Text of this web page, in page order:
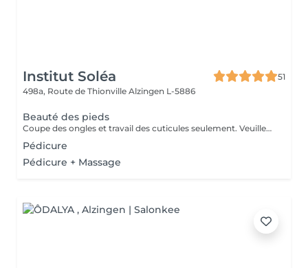
Institut Soléa
51
498a, Route de Thionville Alzingen L-5886
Beauté des pieds
Coupe des ongles et travail des cuticules seulement. Veuillez sélectionner une pédicure si présence de callosités sous les pieds
Pédicure
Pédicure + Massage